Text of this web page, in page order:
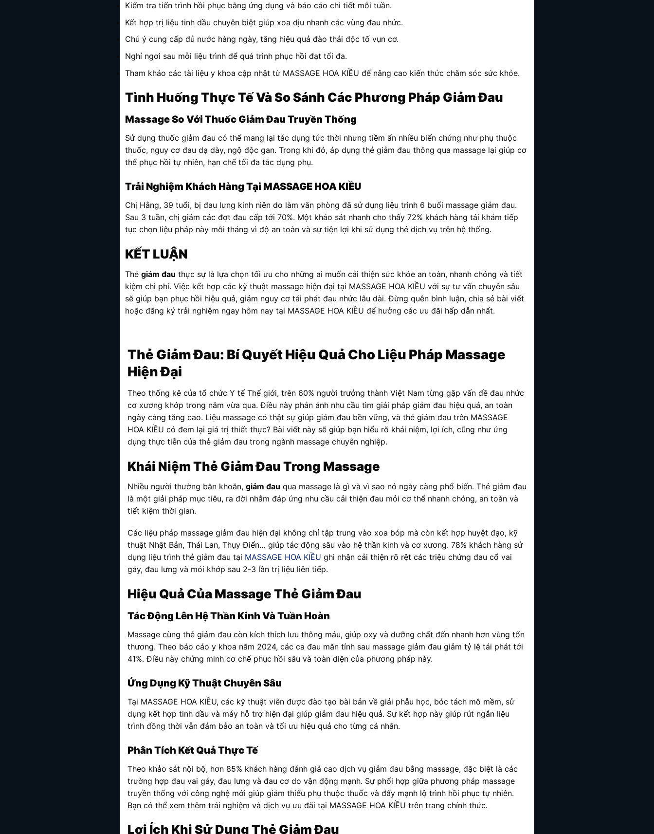
Kiểm tra tiến trình hồi phục bằng ứng dụng và báo cáo chi tiết mỗi tuần.
Kết hợp trị liệu tinh dầu chuyên biệt giúp xoa dịu nhanh các vùng đau nhức.
Chú ý cung cấp đủ nước hàng ngày, tăng hiệu quả đào thải độc tố vụn cơ.
Nghỉ ngơi sau mỗi liệu trình để quá trình phục hồi đạt tối đa.
Tham khảo các tài liệu y khoa cập nhật từ MASSAGE HOA KIỀU để nâng cao kiến thức chăm sóc sức khỏe.
Tình Huống Thực Tế Và So Sánh Các Phương Pháp Giảm Đau
Massage So Với Thuốc Giảm Đau Truyền Thống
Sử dụng thuốc giảm đau có thể mang lại tác dụng tức thời nhưng tiềm ẩn nhiều biến chứng như phụ thuộc
thuốc, nguy cơ đau dạ dày, ngộ độc gan. Trong khi đó, áp dụng thẻ giảm đau thông qua massage lại giúp cơ
thể phục hồi tự nhiên, hạn chế tối đa tác dụng phụ.
Trải Nghiệm Khách Hàng Tại MASSAGE HOA KIỀU
Chị Hằng, 39 tuổi, bị đau lưng kinh niên do làm văn phòng đã sử dụng liệu trình 6 buổi massage giảm đau.
Sau 3 tuần, chị giảm các đợt đau cấp tới 70%. Một khảo sát nhanh cho thấy 72% khách hàng tái khám tiếp
tục chọn liệu pháp này mỗi tháng vì độ an toàn và sự tiện lợi khi sử dụng thẻ dịch vụ trên hệ thống.
KẾT LUẬN
Thẻ giảm đau thực sự là lựa chọn tối ưu cho những ai muốn cải thiện sức khỏe an toàn, nhanh chóng và tiết
kiệm chi phí. Việc kết hợp các kỹ thuật massage hiện đại tại MASSAGE HOA KIỀU với sự tư vấn chuyên sâu
sẽ giúp bạn phục hồi hiệu quả, giảm nguy cơ tái phát đau nhức lâu dài. Đừng quên bình luận, chia sẻ bài viết
hoặc đăng ký trải nghiệm ngay hôm nay tại MASSAGE HOA KIỀU để hưởng các ưu đãi hấp dẫn nhất.
Thẻ Giảm Đau: Bí Quyết Hiệu Quả Cho Liệu Pháp Massage
Hiện Đại
Theo thống kê của tổ chức Y tế Thế giới, trên 60% người trưởng thành Việt Nam từng gặp vấn đề đau nhức
cơ xương khớp trong năm vừa qua. Điều này phản ánh nhu cầu tìm giải pháp giảm đau hiệu quả, an toàn
ngày càng tăng cao. Liệu massage có thật sự giúp giảm đau bền vững, và thẻ giảm đau trên MASSAGE
HOA KIỀU có đem lại giá trị thiết thực? Bài viết này sẽ giúp bạn hiểu rõ khái niệm, lợi ích, cũng như ứng
dụng thực tiễn của thẻ giảm đau trong ngành massage chuyên nghiệp.
Khái Niệm Thẻ Giảm Đau Trong Massage
Nhiều người thường băn khoăn, giảm đau qua massage là gì và vì sao nó ngày càng phổ biến. Thẻ giảm đau
là một giải pháp mục tiêu, ra đời nhằm đáp ứng nhu cầu cải thiện đau mỏi cơ thể nhanh chóng, an toàn và
tiết kiệm thời gian.
Các liệu pháp massage giảm đau hiện đại không chỉ tập trung vào xoa bóp mà còn kết hợp huyệt đạo, kỹ
thuật Nhật Bản, Thái Lan, Thụy Điển… giúp tác động sâu vào hệ thần kinh và cơ xương. 78% khách hàng sử
dụng liệu trình thẻ giảm đau tại MASSAGE HOA KIỀU ghi nhận cải thiện rõ rệt các triệu chứng đau cổ vai
gáy, đau lưng và mỏi khớp sau 2-3 lần trị liệu liên tiếp.
Hiệu Quả Của Massage Thẻ Giảm Đau
Tác Động Lên Hệ Thần Kinh Và Tuần Hoàn
Massage cùng thẻ giảm đau còn kích thích lưu thông máu, giúp oxy và dưỡng chất đến nhanh hơn vùng tổn
thương. Theo báo cáo y khoa năm 2024, các ca đau mãn tính sau massage giảm đau giảm tỷ lệ tái phát tới
41%. Điều này chứng minh cơ chế phục hồi sâu và toàn diện của phương pháp này.
Ứng Dụng Kỹ Thuật Chuyên Sâu
Tại MASSAGE HOA KIỀU, các kỹ thuật viên được đào tạo bài bản về giải phẫu học, bóc tách mô mềm, sử
dụng kết hợp tinh dầu và máy hỗ trợ hiện đại giúp giảm đau hiệu quả. Sự kết hợp này giúp rút ngắn liệu
trình đồng thời vẫn đảm bảo an toàn và tối ưu hiệu quả cho từng cá nhân.
Phân Tích Kết Quả Thực Tế
Theo khảo sát nội bộ, hơn 85% khách hàng đánh giá cao dịch vụ giảm đau bằng massage, đặc biệt là các
trường hợp đau vai gáy, đau lưng và đau cơ do vận động mạnh. Sự phối hợp giữa phương pháp massage
truyền thống với công nghệ mới giúp giảm thiểu phụ thuộc thuốc và đẩy mạnh lộ trình hồi phục tự nhiên.
Bạn có thể xem thêm trải nghiệm và dịch vụ ưu đãi tại MASSAGE HOA KIỀU trên trang chính thức.
Lợi Ích Khi Sử Dụng Thẻ Giảm Đau